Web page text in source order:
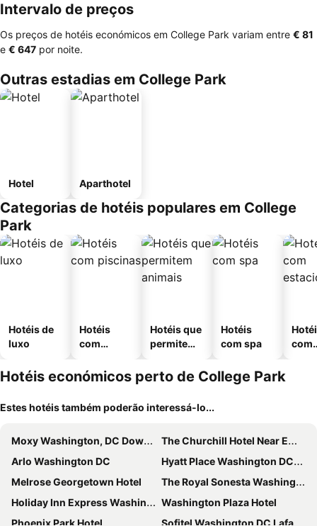
Intervalo de preços
Os preços de hotéis económicos em College Park variam entre ‎€ 81
e ‎€ 647 por noite.
Outras estadias em College Park
Hotel Aparthotel
Categorias de hotéis populares em College
Park
Hotéis de
luxo
Hotéis
com
Hotéis que
permitem
Hotéis
com spa
com
Hotéis económicos perto de College Park
Estes hotéis também poderão interessá-lo...
Moxy Washington, DC Downtown
The Churchill Hotel Near Embassy Row
Arlo Washington DC
Hyatt Place Washington DC/US Capitol
Melrose Georgetown Hotel
The Royal Sonesta Washington DC Dupont Circle
Holiday Inn Express Washington Dc Downtown By Ihg
Washington Plaza Hotel
Phoenix Park Hotel
Sofitel Washington DC Lafayette Square